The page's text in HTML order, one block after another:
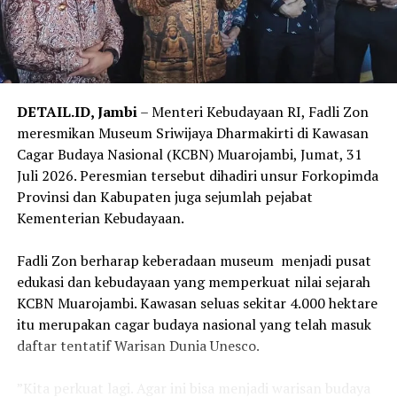
Dalam sambutannya, Romo Agustinus Sugiyo Pitoyo, SJ,
selaku Rektor Yayasan De Britto, menyampaikan bahwa
perjumpaan para alumni Jesuit dari berbagai negara
menjadi kesempatan berharga untuk memperkuat
tidak hanya membentuk manusia yang cerdas, tetapi
juga pribadi yang mampu membangun dialog, melayani
sesama, dan menghadirkan harapan bagi dunia yang
semakin beragam.
Puncak acara malam itu hadir melalui pementasan
Britto bersama mahasiswa Universitas Sanata Dharma.
Selama hampir satu jam, para penampil mengajak para
tamu menyaksikan kisah yang memadukan musik, tari,
teater, dan tata artistik dalam satu pertunjukan yang
memukau. Kolaborasi lintas jenjang pendidikan tersebut
DETAIL.ID, Jambi– Menteri Kebudayaan RI, Fadli Zon
meresmikan Museum Sriwijaya Dharmakirti di Kawasan
Cagar Budaya Nasional (KCBN) Muarojambi, Jumat, 31
Juli 2026. Peresmian tersebut dihadiri unsur Forkopimda
Provinsi dan Kabupaten juga sejumlah pejabat
Kementerian Kebudayaan.
‎Fadli Zon berharap keberadaan museum menjadi pusat
edukasi dan kebudayaan yang memperkuat nilai sejarah
KCBN Muarojambi. Kawasan seluas sekitar 4.000 hektare
itu merupakan cagar budaya nasional yang telah masuk
daftar tentatif Warisan Dunia Unesco.